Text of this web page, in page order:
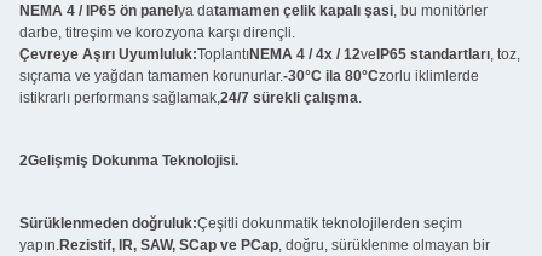
NEMA 4 / IP65 ön panel ya datamamen çelik kapalı şasi, bu monitörler
darbe, titreşim ve korozyona karşı dirençli.
Çevreye Aşırı Uyumluluk:ToplantıNEMA 4 / 4x / 12ve IP65 standartları, toz,
sıçrama ve yağdan tamamen korunurlar.-30°C ila 80°Czorlu iklimlerde
istikrarlı performans sağlamak,24/7 sürekli çalışma.
2Gelişmiş Dokunma Teknolojisi.
Sürüklenmeden doğruluk:Çeşitli dokunmatik teknolojilerden seçim
yapın.Rezistif, IR, SAW, SCap ve PCap, doğru, sürüklenme olmayan bir